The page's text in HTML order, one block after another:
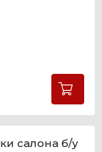
салона б/у